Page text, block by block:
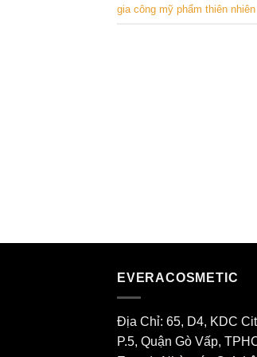
gia công mỹ phẩm thiên nhiên
EVERACOSMETIC
Địa Chỉ: 65, D4, KDC
P.5, Quận Gò Vấp,